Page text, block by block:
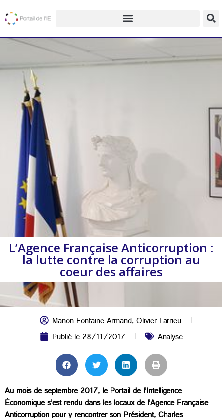
L’Agence Française Anticorruption :
la lutte contre la corruption au
coeur des affaires
Manon Fontaine Armand,Olivier Larrieu
Publié le28/11/2017 Analyse
Au mois de septembre 2017, le Portail de l’Intelligence
Économique s’est rendu dans les locaux de l’Agence Française